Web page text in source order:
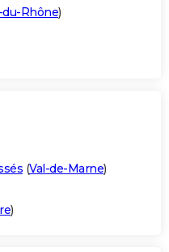
Rhône)
(Val-de-Marne)
)